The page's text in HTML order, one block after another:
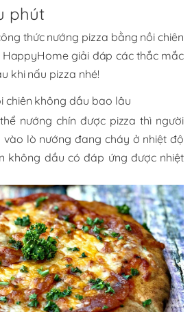
phút
thức nướng pizza bằng nồi chiên
giải đáp các thắc mắc
khi nấu pizza nhé!
chiên không dầu bao lâu
nướng chín được pizza thì người
lò nướng đang cháy ở nhiệt độ
không dầu có đáp ứng được nhiệt